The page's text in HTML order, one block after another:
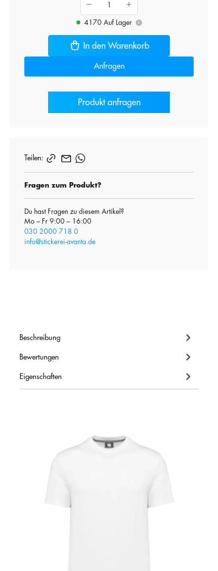
4170 Auf Lager i
In den Warenkorb
Anfragen
Produkt anfragen
Teilen:
Fragen zum Produkt?
Du hast Fragen zu diesem Artikel?
Mo – Fr 9:00 – 16:00
030 2000 718 0
info@stickerei-avanta.de
Beschreibung
Bewertungen
Eigenschaften